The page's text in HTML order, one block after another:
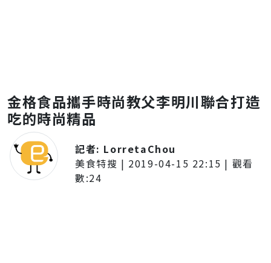
金格食品攜手時尚教父李明川聯合打造
吃的時尚精品
記者: LorretaChou
美食特搜 | 2019-04-15 22:15 | 觀看
數:24